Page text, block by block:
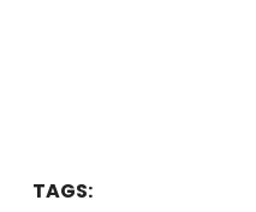
TAGS: